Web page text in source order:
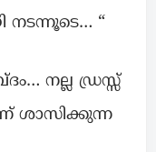
നടന്നൂടെ… “
നല്ല ഡ്രസ്സ്
ശാസിക്കുന്ന